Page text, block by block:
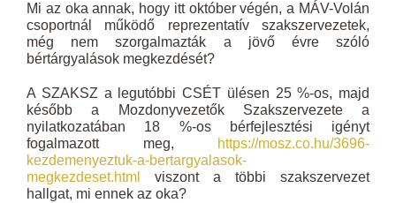
Mi az oka annak, hogy itt október végén, a MÁV-Volán
csoportnál működő reprezentatív szakszervezetek,
még nem szorgalmazták a jövő évre szóló
bértárgyalások megkezdését?
A SZAKSZ a legutóbbi CSÉT ülésen 25 %-os, majd
később a Mozdonyvezetők Szakszervezete a
nyilatkozatában 18 %-os bérfejlesztési igényt
fogalmazott meg,
https://mosz.co.hu/3696-
kezdemenyeztuk-a-bertargyalasok-
megkezdeset.html
viszont a többi szakszervezet
hallgat, mi ennek az oka?